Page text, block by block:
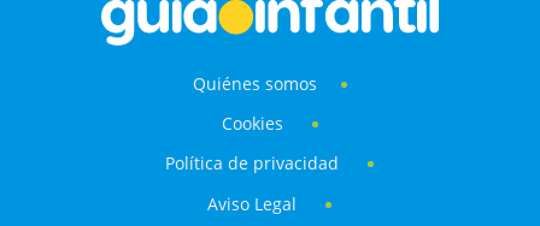
Quiénes somos
Cookies
Política de privacidad
Aviso Legal